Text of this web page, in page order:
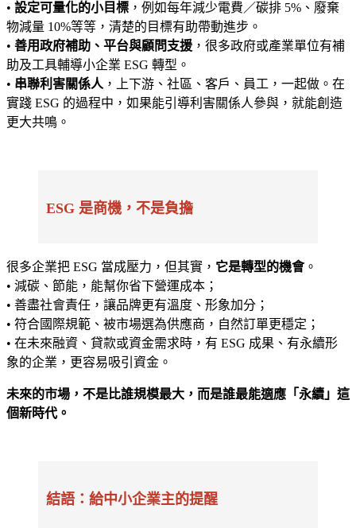
• 設定可量化的小目標 ，例如每年減少電費／碳排 5%、廢棄
物減量 10%等等，清楚的目標有助帶動進步。
• 善用政府補助、平台與顧問支援 ，很多政府或產業單位有補
助及工具輔導小企業 ESG 轉型。
• 串聯利害關係人 ，上下游、社區、客戶、員工，一起做。在
實踐 ESG 的過程中，如果能引導利害關係人參與，就能創造
更大共鳴。
ESG 是商機，不是負擔
很多企業把 ESG 當成壓力，但其實， 它是轉型的機會。
• 減碳、節能，能幫你省下營運成本；
• 善盡社會責任，讓品牌更有溫度、形象加分；
• 符合國際規範、被市場選為供應商，自然訂單更穩定；
• 在未來融資、貸款或資金需求時，有 ESG 成果、有永續形
象的企業，更容易吸引資金。
未來的市場，不是比誰規模最大，而是誰最能適應「永續」這
個新時代。
結語：給中小企業主的提醒